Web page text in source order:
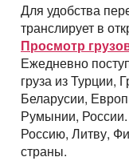
Для удобства
транслирует в
Просмотр
Ежедневно
груза из Турции,
Беларусии,
Румынии, России.
Россию, Литву,
страны.